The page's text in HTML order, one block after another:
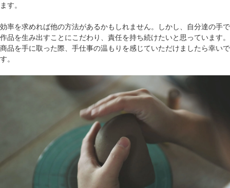
ます。
効率を求めれば他の方法があるかもしれません。しかし、自分達の手で
作品を生み出すことにこだわり、責任を持ち続けたいと思っています。
商品を手に取った際、手仕事の温もりを感じていただけましたら幸いで
す。